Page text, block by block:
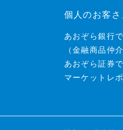
個人のお客さ
あおぞら銀行
（金融商品仲介
あおぞら証券
マーケットレ